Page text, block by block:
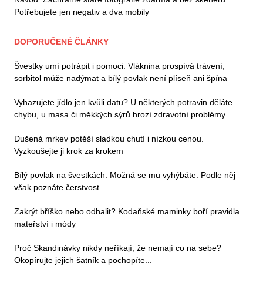
Potřebujete jen negativ a dva mobily
DOPORUČENÉ ČLÁNKY
Švestky umí potrápit i pomoci. Vláknina prospívá trávení,
sorbitol může nadýmat a bílý povlak není plíseň ani špína
Vyhazujete jídlo jen kvůli datu? U některých potravin děláte
chybu, u masa či měkkých sýrů hrozí zdravotní problémy
Dušená mrkev potěší sladkou chutí i nízkou cenou.
Vyzkoušejte ji krok za krokem
Bílý povlak na švestkách: Možná se mu vyhýbáte. Podle něj
však poznáte čerstvost
Zakrýt bříško nebo odhalit? Kodaňské maminky boří pravidla
mateřství i módy
Proč Skandinávky nikdy neříkají, že nemají co na sebe?
Okopírujte jejich šatník a pochopíte...